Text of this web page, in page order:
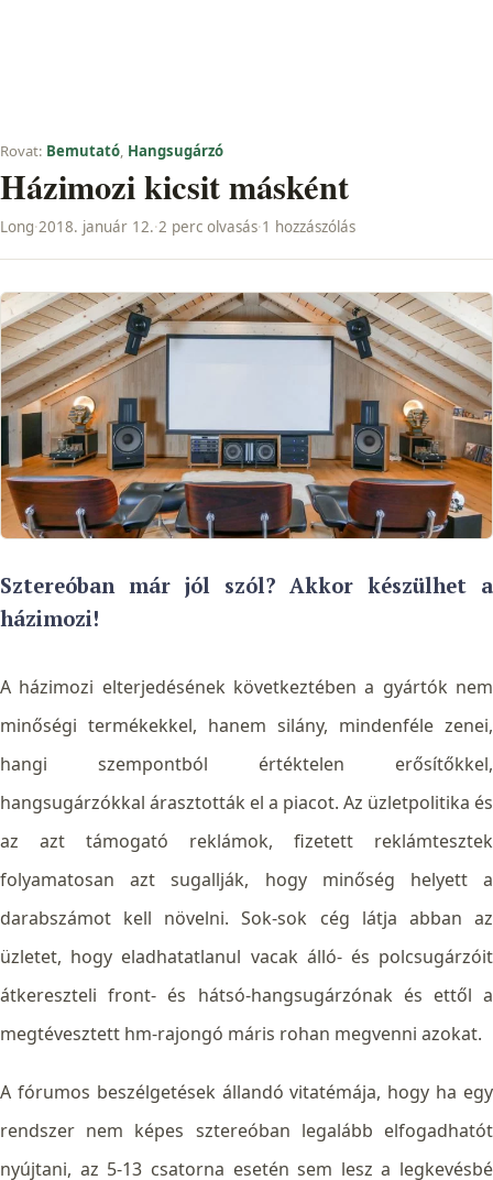
Rovat: Bemutató, Hangsugárzó
Házimozi kicsit másként
Long·2018. január 12.·2 perc olvasás·1 hozzászólás
Sztereóban már jól szól? Akkor készülhet a
házimozi!
A házimozi elterjedésének következtében a gyártók nem
minőségi termékekkel, hanem silány, mindenféle zenei,
hangi szempontból értéktelen erősítőkkel,
hangsugárzókkal árasztották el a piacot. Az üzletpolitika és
az azt támogató reklámok, fizetett reklámtesztek
folyamatosan azt sugallják, hogy minőség helyett a
darabszámot kell növelni. Sok-sok cég látja abban az
üzletet, hogy eladhatatlanul vacak álló- és polcsugárzóit
átkereszteli front- és hátsó-hangsugárzónak és ettől a
megtévesztett hm-rajongó máris rohan megvenni azokat.
A fórumos beszélgetések állandó vitatémája, hogy ha egy
rendszer nem képes sztereóban legalább elfogadhatót
nyújtani, az 5-13 csatorna esetén sem lesz a legkevésbé